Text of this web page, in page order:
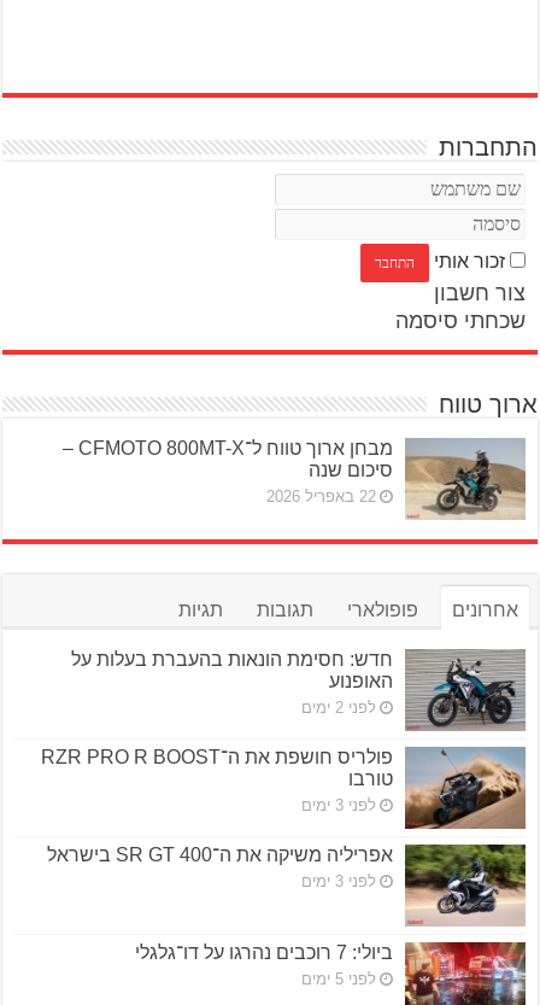
התחברות
זכור אותי
צור חשבון
שכחתי סיסמה
ארוך טווח
מבחן ארוך טווח ל־CFMOTO 800MT-X –
סיכום שנה
22 באפריל 2026
אחרונים פופולארי תגובות תגיות
חדש: חסימת הונאות בהעברת בעלות על
האופנוע
לפני 2 ימים
פולריס חושפת את ה־RZR PRO R BOOST
טורבו
לפני 3 ימים
אפריליה משיקה את ה־SR GT 400 בישראל
לפני 3 ימים
ביולי: 7 רוכבים נהרגו על דו־גלגלי
לפני 5 ימים